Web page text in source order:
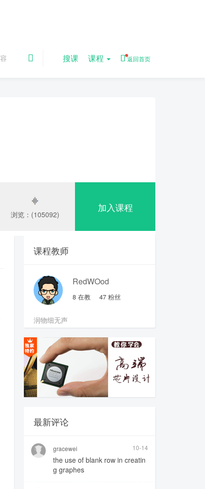
搜课 课程 返回首页
浏览：(105092)
加入课程
课程教师
RedWOod
8 在教 47 粉丝
润物细无声
最新评论
gracewei 10-14
the use of blank row in creatin
g graphes